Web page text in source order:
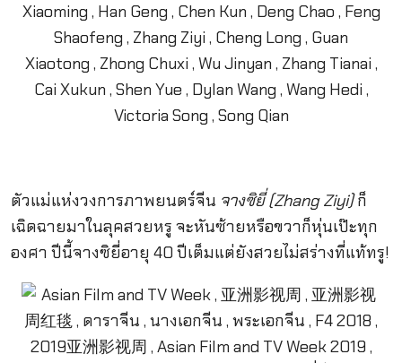
ตัวแม่แห่งวงการภาพยนตร์จีน จางซิยี่ (Zhang Ziyi)ก็
เฉิดฉายมาในลุคสวยหรู จะหันซ้ายหรือขวาก็หุ่นเป๊ะทุก
องศา ปีนี้จางซิยี่อายุ 40 ปีเต็มแต่ยังสวยไม่สร่างที่แท้ทรู!